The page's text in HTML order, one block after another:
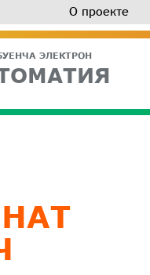
О проекте
ЭЛЕКТРОН